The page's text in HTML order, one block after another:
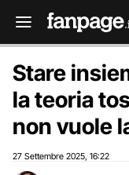
Stare
la teoria
non vuole
27 Settembre 2025 16:22